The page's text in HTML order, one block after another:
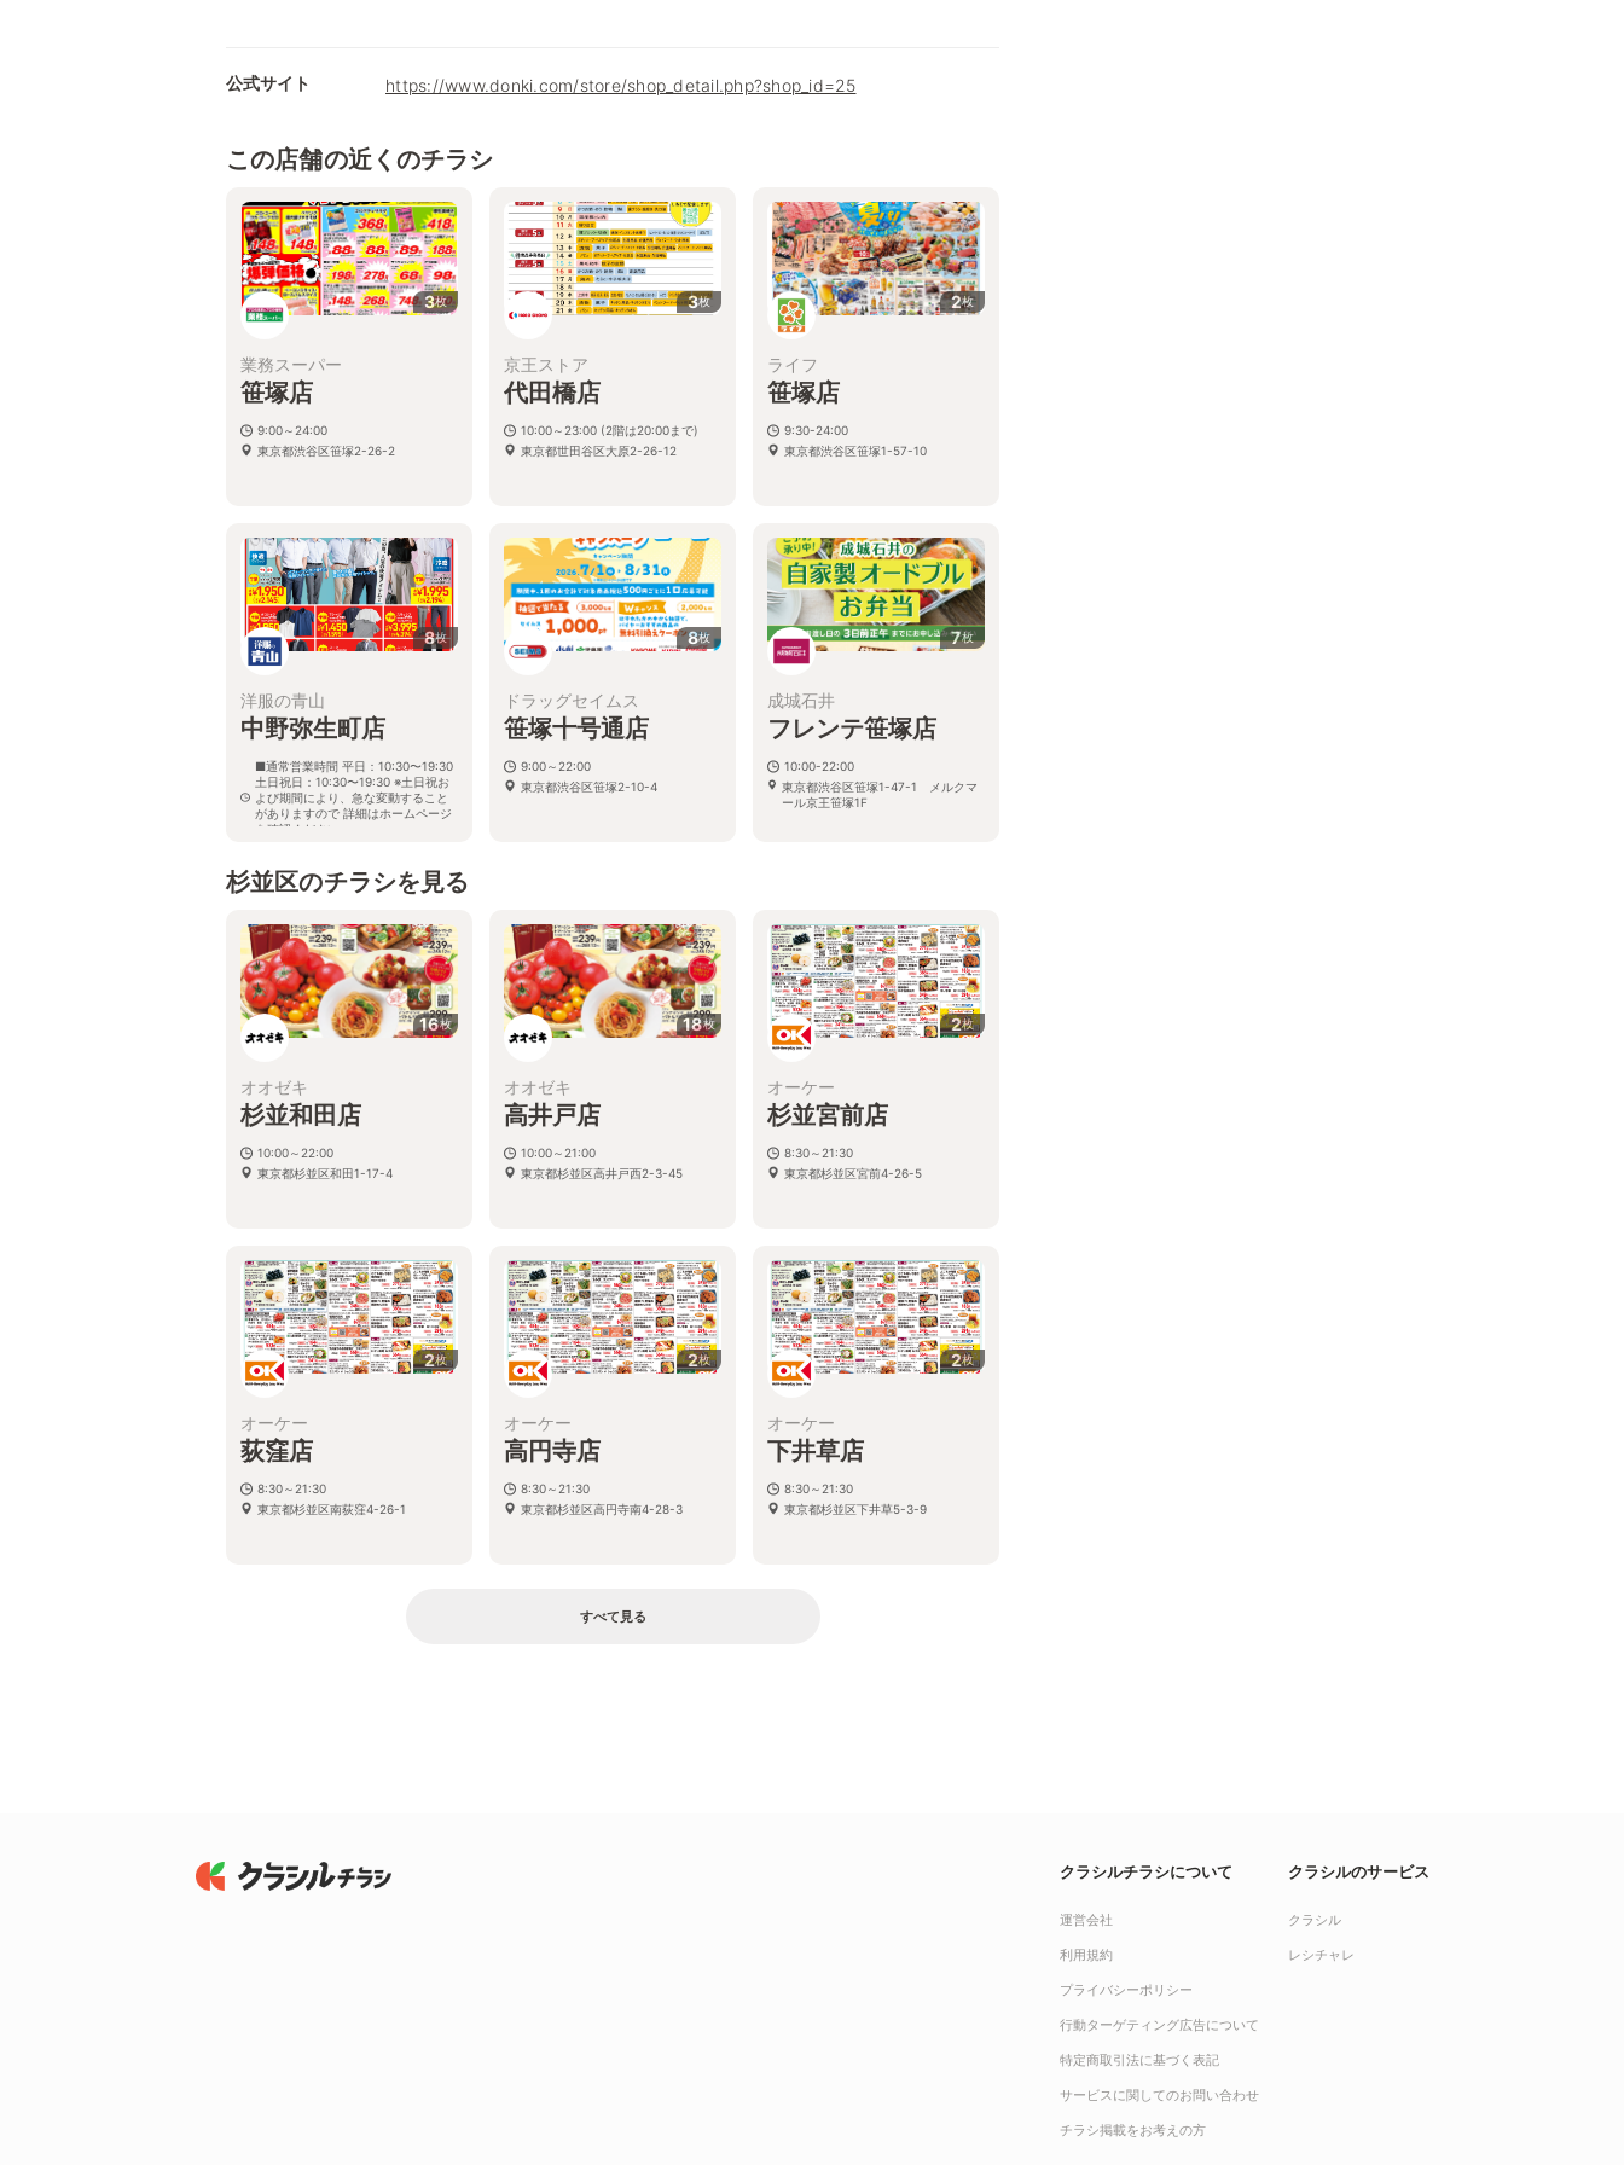
公式サイト https://www.donki.com/store/shop_detail.php?shop_id=25
この店舗の近くのチラシ
3枚
業務スーパー
笹塚店
9:00～24:00
東京都渋谷区笹塚2-26-2
3枚
京王ストア
代田橋店
10:00～23:00 (2階は20:00まで)
東京都世田谷区大原2-26-12
2枚
ライフ
笹塚店
9:30-24:00
東京都渋谷区笹塚1-57-10
8枚
洋服の青山
中野弥生町店
■通常営業時間 平日：10:30〜19:30
土日祝日：10:30〜19:30 ※土日祝お
よび期間により、急な変動すること
がありますので 詳細はホームページ
を確認ください
8枚
ドラッグセイムス
笹塚十号通店
9:00～22:00
東京都渋谷区笹塚2-10-4
7枚
成城石井
フレンテ笹塚店
10:00-22:00
東京都渋谷区笹塚1-47-1 メルクマ
ール京王笹塚1F
杉並区のチラシを見る
16枚
オオゼキ
杉並和田店
10:00～22:00
東京都杉並区和田1-17-4
18枚
オオゼキ
高井戸店
10:00～21:00
東京都杉並区高井戸西2-3-45
2枚
オーケー
杉並宮前店
8:30～21:30
東京都杉並区宮前4-26-5
2枚
オーケー
荻窪店
8:30～21:30
東京都杉並区南荻窪4-26-1
2枚
オーケー
高円寺店
8:30～21:30
東京都杉並区高円寺南4-28-3
2枚
オーケー
下井草店
8:30～21:30
東京都杉並区下井草5-3-9
すべて見る
クラシルチラシについて
運営会社
利用規約
プライバシーポリシー
行動ターゲティング広告について
特定商取引法に基づく表記
サービスに関してのお問い合わせ
チラシ掲載をお考えの方
クラシルのサービス
クラシル
レシチャレ